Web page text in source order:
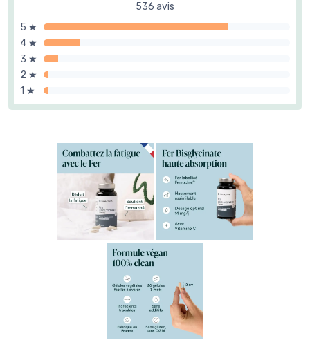
536 avis
5 ★
4 ★
3 ★
2 ★
1 ★